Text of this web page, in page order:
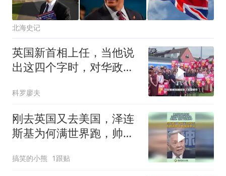
北海史记
英国新首相上任，当他说
出这四个字时，对华政策
科罗廖夫
刚去英国又去美国，泽连
斯基为何满世界跑，帅化
搞笑的小熊 1跟贴